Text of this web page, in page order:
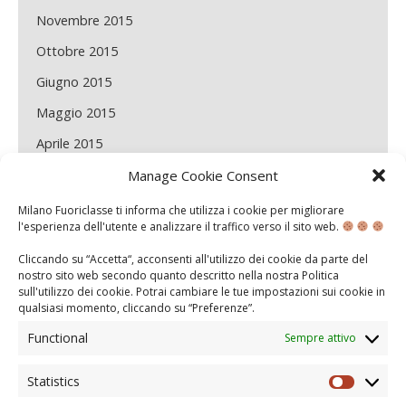
Manage Cookie Consent
Milano Fuoriclasse ti informa che utilizza i cookie per migliorare
l'esperienza dell'utente e analizzare il traffico verso il sito web.
Cliccando su “Accetta“, acconsenti all'utilizzo dei cookie da parte del
nostro sito web secondo quanto descritto nella nostra Politica
sull'utilizzo dei cookie. Potrai cambiare le tue impostazioni sui cookie in
qualsiasi momento, cliccando su “Preferenze”.
Functional Sempre attivo
Statistics
Novembre 2015
Ottobre 2015
Giugno 2015
Maggio 2015
Aprile 2015
Febbraio 2015
Gennaio 2015
Dicembre 2014
Novembre 2014
Marzo 2014